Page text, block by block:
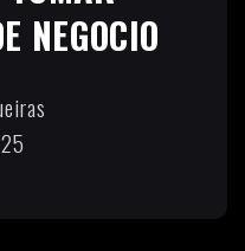
NEGOCIO